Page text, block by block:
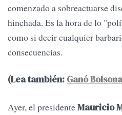
comenzado a sobreactuarse
hinchada. Es la hora de lo
como si decir cualquier
consecuencias.
(Lea también: Ganó
Ayer, el presidenteMauricio